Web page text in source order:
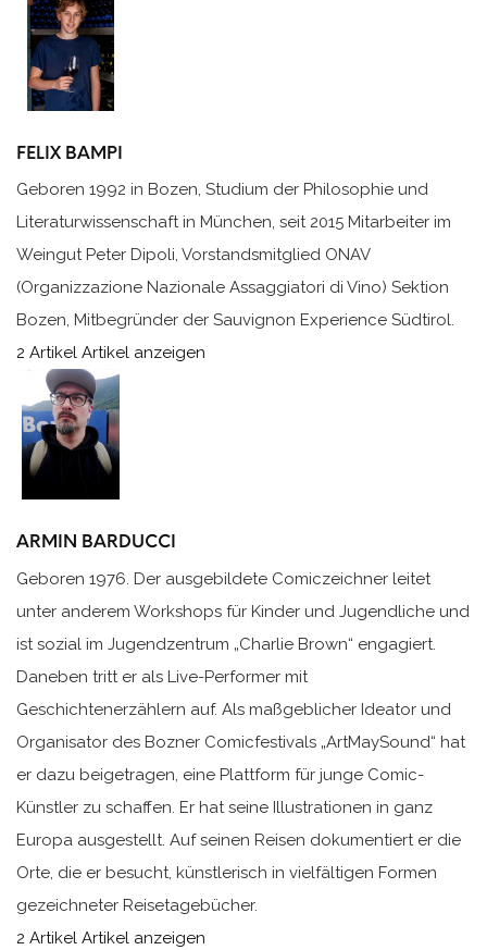
FELIX BAMPI
Geboren 1992 in Bozen, Studium der Philosophie und
Literaturwissenschaft in München, seit 2015 Mitarbeiter im
Weingut Peter Dipoli, Vorstandsmitglied ONAV
(Organizzazione Nazionale Assaggiatori di Vino) Sektion
Bozen, Mitbegründer der Sauvignon Experience Südtirol.
2 Artikel Artikel anzeigen
ARMIN BARDUCCI
Geboren 1976. Der ausgebildete Comiczeichner leitet
unter anderem Workshops für Kinder und Jugendliche und
ist sozial im Jugendzentrum „Charlie Brown“ engagiert.
Daneben tritt er als Live-Performer mit
Geschichtenerzählern auf. Als maßgeblicher Ideator und
Organisator des Bozner Comicfestivals „ArtMaySound“ hat
er dazu beigetragen, eine Plattform für junge Comic-
Künstler zu schaffen. Er hat seine Illustrationen in ganz
Europa ausgestellt. Auf seinen Reisen dokumentiert er die
Orte, die er besucht, künstlerisch in vielfältigen Formen
gezeichneter Reisetagebücher.
2 Artikel Artikel anzeigen